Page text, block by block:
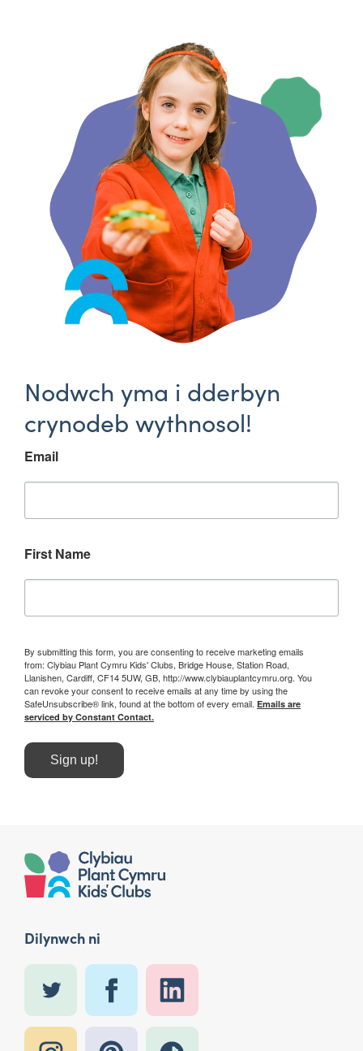
Nodwch yma i dderbyn
crynodeb wythnosol!
Email
First Name
By submitting this form, you are consenting to receive marketing emails
from: Clybiau Plant Cymru Kids' Clubs, Bridge House, Station Road,
Llanishen, Cardiff, CF14 5UW, GB, http://www.clybiauplantcymru.org. You
can revoke your consent to receive emails at any time by using the
SafeUnsubscribe® link, found at the bottom of every email. Emails are
serviced by Constant Contact.
Sign up!
Dilynwch ni